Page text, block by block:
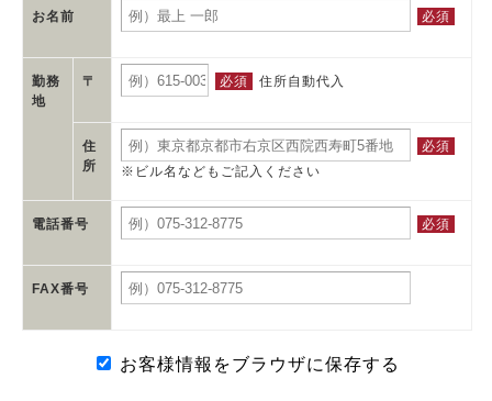
お名前 必須
勤務
地
〒 必須 住所自動代入
住
所
必須
※ビル名などもご記入ください
電話番号 必須
FAX番号
お客様情報をブラウザに保存する